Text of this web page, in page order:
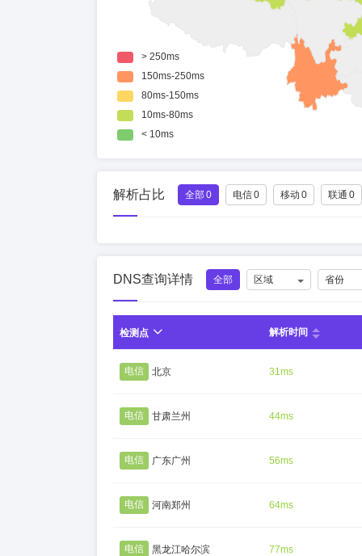
解析占比 全部0 电信0 移动 0 联通 0
DNS查询详情 全部 区域 省份
检测点 解析时间
电信 北京 31ms
电信 甘肃兰州 44ms
电信 广东广州 56ms
电信 河南郑州 64ms
电信 黑龙江哈尔滨 77ms